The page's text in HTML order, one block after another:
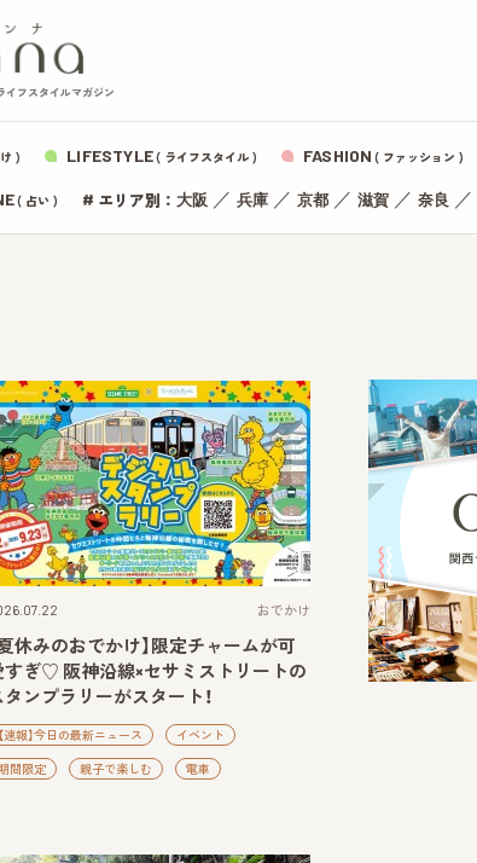
イフスタイルマガジン
) LIFESTYLE( ライフスタイル ) FASHION ( ファッション )
( 占い ) # エリア別： 大阪 ／ 兵庫／ 京都／ 滋賀／ 奈良 ／
おでかけ
夏休みのおでかけ】限定チャームが可
すぎ♡ 阪神沿線×セサミストリートの
タンプラリーがスタート！
【速報】今日の最新ニュース イベント
間限定 親子で楽しむ 電車